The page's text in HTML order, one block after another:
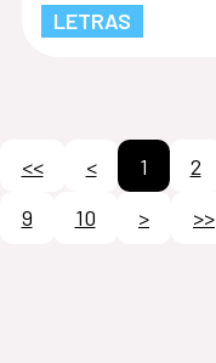
LETRAS
<< < 1 2
9
10 > >>